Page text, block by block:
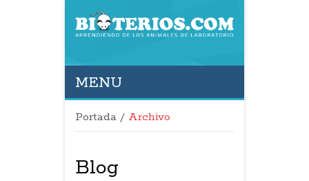
MENU
Portada / Archivo
Blog